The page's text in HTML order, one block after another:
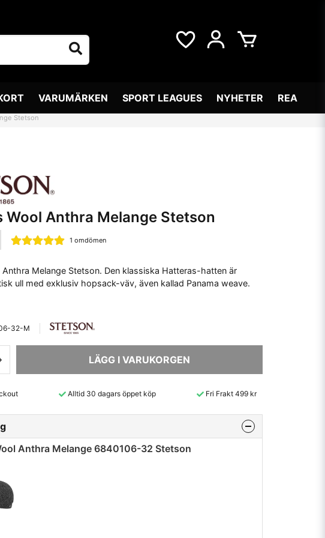
VARUMÄRKEN SPORT LEAGUES NYHETER REA
Stetson
Wool Anthra Melange Stetson
1 omdömen
Anthra Melange Stetson. Den klassiska Hatteras-hatten är
ull med exklusiv hopsack-väv, även kallad Panama weave.
32-M
LÄGG I VARUKORGEN
Alltid 30 dagars öppet köp Fri Frakt 499 kr
Anthra Melange 6840106-32 Stetson